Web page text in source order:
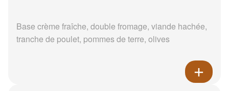
Base crème fraîche, double fromage, viande hachée,
tranche de poulet, pommes de terre, olives